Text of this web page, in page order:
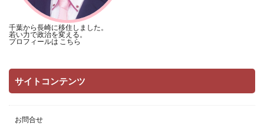
千葉から長崎に移住しました。
若い力で政治を変える。
プロフィールは こちら
サイトコンテンツ
お問合せ